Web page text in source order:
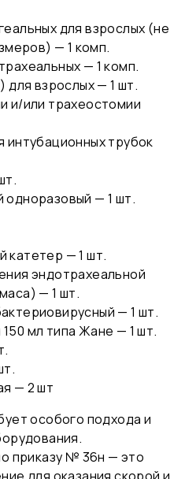
для взрослых (не
— 1 комп.
— 1 комп.
для взрослых — 1 шт.
и/или трахеостомии
интубационных трубок
одноразовый — 1 шт.
катетер — 1 шт.
эндотрахеальной
— 1 шт.
— 1 шт.
мл типа Жане — 1 шт.
— 2 шт
особого подхода и
приказу № 36н — это